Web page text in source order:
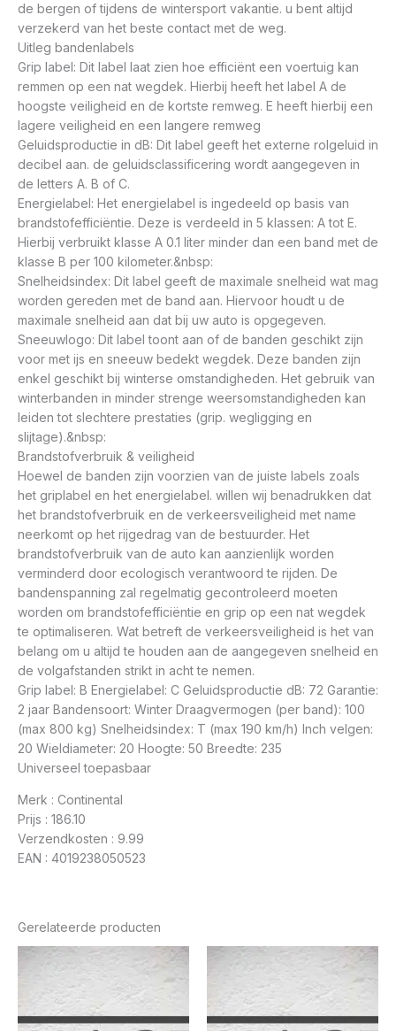
de bergen of tijdens de wintersport vakantie. u bent altijd
verzekerd van het beste contact met de weg.
Uitleg bandenlabels
Grip label: Dit label laat zien hoe efficiënt een voertuig kan
remmen op een nat wegdek. Hierbij heeft het label A de
hoogste veiligheid en de kortste remweg. E heeft hierbij een
lagere veiligheid en een langere remweg
Geluidsproductie in dB: Dit label geeft het externe rolgeluid in
decibel aan. de geluidsclassificering wordt aangegeven in
de letters A. B of C.
Energielabel: Het energielabel is ingedeeld op basis van
brandstofefficiëntie. Deze is verdeeld in 5 klassen: A tot E.
Hierbij verbruikt klasse A 0.1 liter minder dan een band met de
klasse B per 100 kilometer.&nbsp:
Snelheidsindex: Dit label geeft de maximale snelheid wat mag
worden gereden met de band aan. Hiervoor houdt u de
maximale snelheid aan dat bij uw auto is opgegeven.
Sneeuwlogo: Dit label toont aan of de banden geschikt zijn
voor met ijs en sneeuw bedekt wegdek. Deze banden zijn
enkel geschikt bij winterse omstandigheden. Het gebruik van
winterbanden in minder strenge weersomstandigheden kan
leiden tot slechtere prestaties (grip. wegligging en
slijtage).&nbsp:
Brandstofverbruik & veiligheid
Hoewel de banden zijn voorzien van de juiste labels zoals
het griplabel en het energielabel. willen wij benadrukken dat
het brandstofverbruik en de verkeersveiligheid met name
neerkomt op het rijgedrag van de bestuurder. Het
brandstofverbruik van de auto kan aanzienlijk worden
verminderd door ecologisch verantwoord te rijden. De
bandenspanning zal regelmatig gecontroleerd moeten
worden om brandstofefficiëntie en grip op een nat wegdek
te optimaliseren. Wat betreft de verkeersveiligheid is het van
belang om u altijd te houden aan de aangegeven snelheid en
de volgafstanden strikt in acht te nemen.
Grip label: B Energielabel: C Geluidsproductie dB: 72 Garantie:
2 jaar Bandensoort: Winter Draagvermogen (per band): 100
(max 800 kg) Snelheidsindex: T (max 190 km/h) Inch velgen:
20 Wieldiameter: 20 Hoogte: 50 Breedte: 235
Universeel toepasbaar
Merk : Continental
Prijs : 186.10
Verzendkosten : 9.99
EAN : 4019238050523
Gerelateerde producten